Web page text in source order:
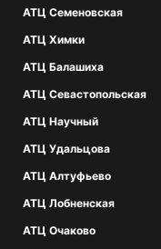
АТЦ Семеновская
АТЦ Химки
АТЦ Балашиха
АТЦ Севастопольская
АТЦ Научный
АТЦ Удальцова
АТЦ Алтуфьево
АТЦ Лобненская
АТЦ Очаково